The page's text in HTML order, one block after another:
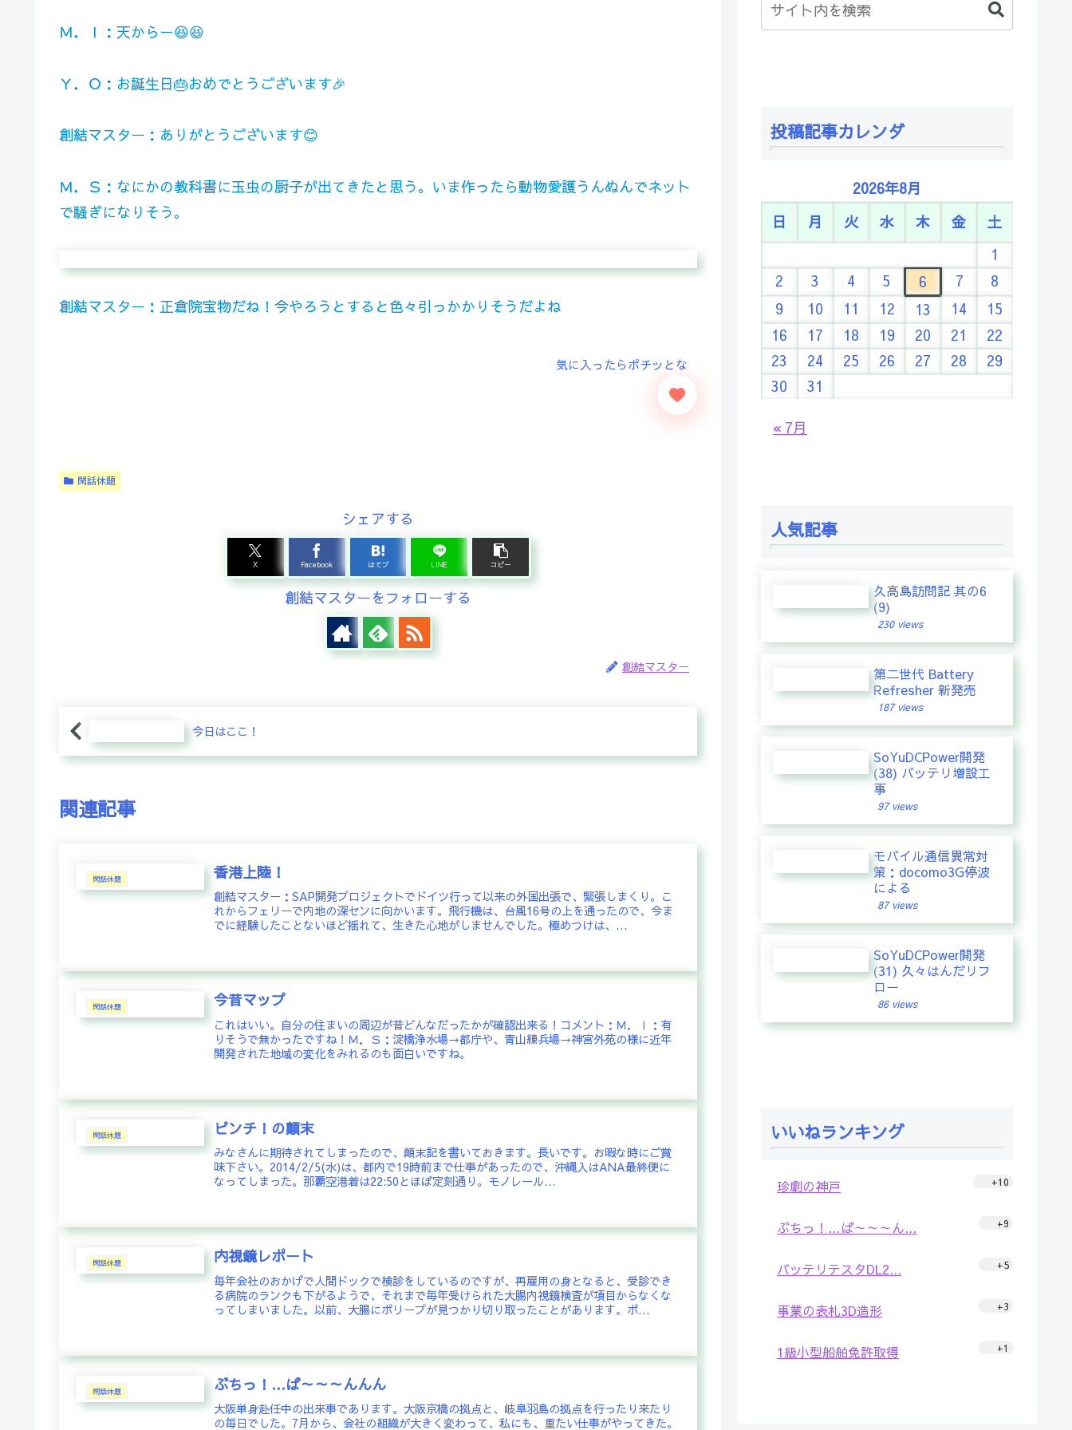
Ｍ．Ｉ：天からー😆😆
Ｙ．Ｏ：お誕生日🎂おめでとうございます🎉
創結マスター：ありがとうございます😊
Ｍ．Ｓ：なにかの教科書に玉虫の厨子が出てきたと思う。いま作ったら動物愛護うんぬんでネット
で騒ぎになりそう。
創結マスター：正倉院宝物だね！今やろうとすると色々引っかかりそうだよね
閑話休題
シェアする
X Facebook はてブ LINE コピー
創結マスターをフォローする
創結マスター
今日はここ！
関連記事
閑話休題 香港上陸！
創結マスター：SAP開発プロジェクトでドイツ行って以来の外国出張で、緊張しまくり。こ
れからフェリーで内地の深センに向かいます。飛行機は、台風16号の上を通ったので、今ま
でに経験したことないほど揺れて、生きた心地がしませんでした。極めつけは、...
閑話休題 今昔マップ
これはいい。自分の住まいの周辺が昔どんなだったかが確認出来る！コメント：Ｍ．Ｉ：有
りそうで無かったですね！Ｍ．Ｓ：淀橋浄水場→都庁や、青山練兵場→神宮外苑の様に近年
開発された地域の変化をみれるのも面白いですね。
閑話休題 ピンチ！の顛末
みなさんに期待されてしまったので、顛末記を書いておきます。長いです。お暇な時にご賞
味下さい。2014/2/5(水)は、都内で19時前まで仕事があったので、沖縄入はANA最終便に
なってしまった。那覇空港着は22:50とほぼ定刻通り。モノレール...
閑話休題 内視鏡レポート
毎年会社のおかげで人間ドックで検診をしているのですが、再雇用の身となると、受診でき
る病院のランクも下がるようで、それまで毎年受けられた大腸内視鏡検査が項目からなくな
ってしまいました。以前、大腸にポリープが見つかり切り取ったことがあります。ポ...
閑話休題 ぶちっ！…ば～～～んんん
大阪単身赴任中の出来事であります。大阪京橋の拠点と、岐阜羽島の拠点を行ったり来たり
の毎日でした。7月から、会社の組織が大きく変わって、私にも、重たい仕事がやってきた。
投稿記事カレンダ
2026年8月
日
月 火 水 木 金
土
1
2
3 4 5 6 7
8
9
10 11 12 13 14
15
16
17 18 19 20 21
22
23
24 25 26 27 28
29
30
31
« 7月
人気記事
久高島訪問記 其の6
(9)
230 views
第二世代 Battery
Refresher 新発売
187 views
SoYuDCPower開発
(38) バッテリ増設工
事
97 views
モバイル通信異常対
策：docomo3G停波
による
87 views
SoYuDCPower開発
(31) 久々はんだリフ
ロー
86 views
いいねランキング
珍劇の神戸 +10
ぶちっ！…ば～～～ん... +9
バッテリテスタDL2... +5
事業の表札3D造形 +3
1級小型船舶免許取得 +1